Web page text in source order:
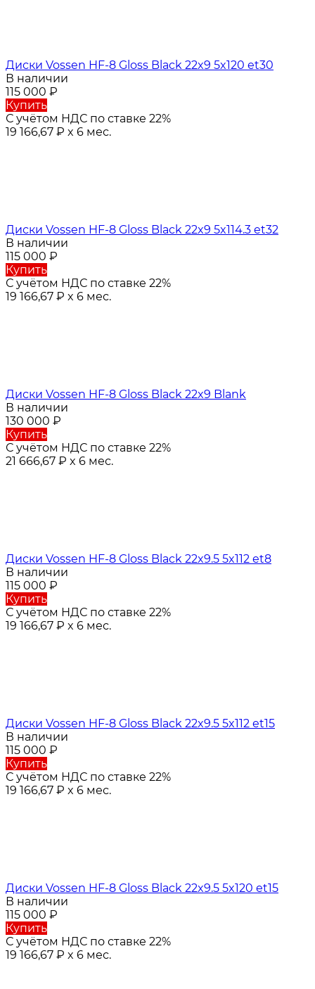
Диски Vossen HF-8 Gloss Black 22x9 5x120 et30
В наличии
115 000 ₽
Купить
С учётом НДС по ставке 22%
19 166,67 ₽ x 6 мес.
Диски Vossen HF-8 Gloss Black 22x9 5x114.3 et32
В наличии
115 000 ₽
Купить
С учётом НДС по ставке 22%
19 166,67 ₽ x 6 мес.
Диски Vossen HF-8 Gloss Black 22x9 Blank
В наличии
130 000 ₽
Купить
С учётом НДС по ставке 22%
21 666,67 ₽ x 6 мес.
Диски Vossen HF-8 Gloss Black 22x9.5 5x112 et8
В наличии
115 000 ₽
Купить
С учётом НДС по ставке 22%
19 166,67 ₽ x 6 мес.
Диски Vossen HF-8 Gloss Black 22x9.5 5x112 et15
В наличии
115 000 ₽
Купить
С учётом НДС по ставке 22%
19 166,67 ₽ x 6 мес.
Диски Vossen HF-8 Gloss Black 22x9.5 5x120 et15
В наличии
115 000 ₽
Купить
С учётом НДС по ставке 22%
19 166,67 ₽ x 6 мес.